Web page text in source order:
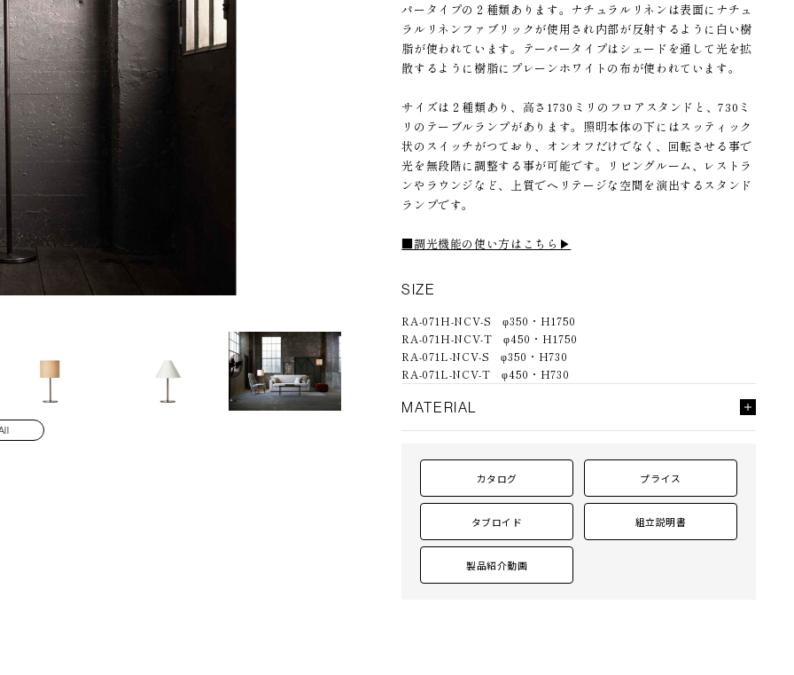
パータイプの２種類あります。ナチュラルリネンは表面にナチュ
ラルリネンファブリックが使用され内部が反射するように白い樹
脂が使われています。テーパータイプはシェードを通して光を拡
散するように樹脂にプレーンホワイトの布が使われています。
サイズは２種類あり、高さ1730ミリのフロアスタンドと、730ミ
リのテーブルランプがあります。照明本体の下にはスッティック
状のスイッチがつており、オンオフだけでなく、回転させる事で
光を無段階に調整する事が可能です。リビングルーム、レストラ
ンやラウンジなど、上質でヘリテージな空間を演出するスタンド
ランプです。
■調光機能の使い方はこちら▶
SIZE
RA-071H-NCV-S φ350・H1750
RA-071H-NCV-T φ450・H1750
RA-071L-NCV-S φ350・H730
RA-071L-NCV-T φ450・H730
MATERIAL
シェード スクエアS type（ナチュラルリネン）／テーパーT
type（プレーンホワイト）
スイッチ 調光機能付
カタログ プライス
タブロイド 組立説明書
製品紹介動画